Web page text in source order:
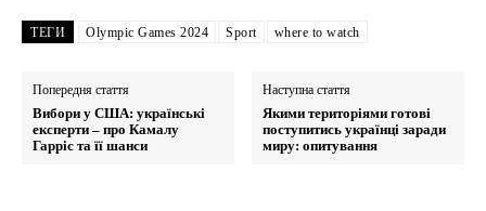
ТЕГИ Olympic Games 2024 Sport where to watch
Попередня стаття
Вибори у США: українські
експерти – про Камалу
Гарріс та її шанси
Наступна стаття
Якими територіями готові
поступитись українці заради
миру: опитування